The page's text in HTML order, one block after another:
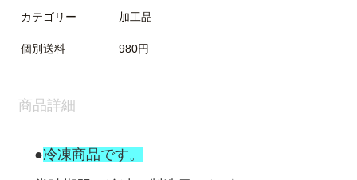
カテゴリー 加工品
個別送料 980円
商品詳細
●冷凍商品です。